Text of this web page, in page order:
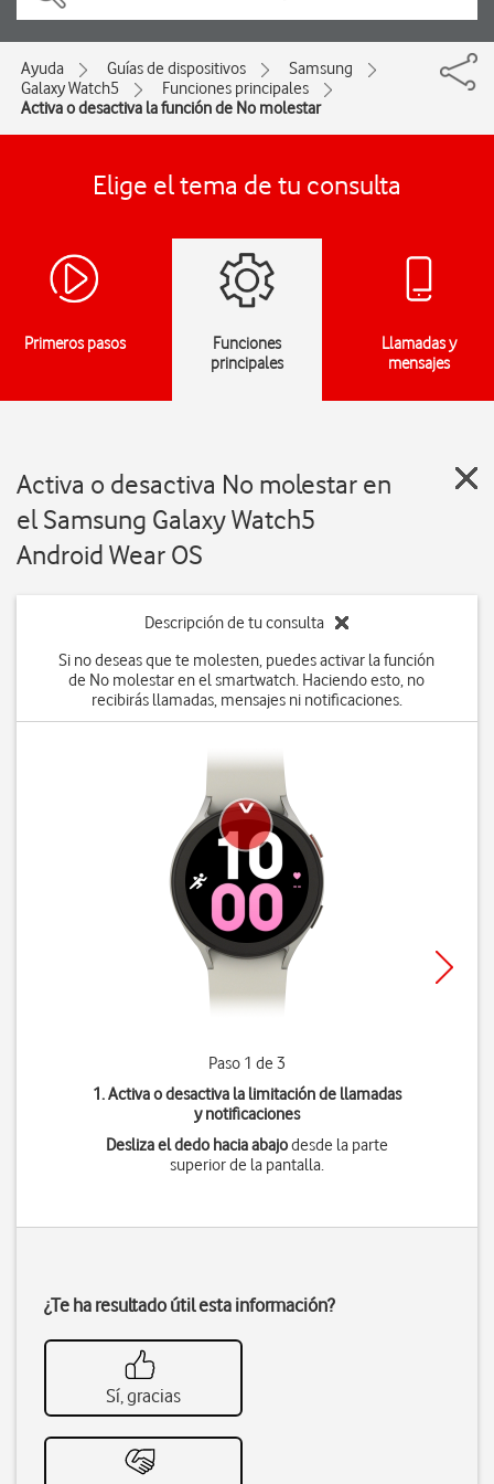
Ayuda Guías de dispositivos
Samsung
Galaxy Watch5
Funciones principales
Activa o desactiva la función de No molestar
Elige el tema de tu consulta
Primeros pasos
Funciones
principales
Llamadas y
mensajes
Activa o desactiva No molestar en
el Samsung Galaxy Watch5
Android Wear OS
Descripción de tu consulta
Si no deseas que te molesten, puedes activar la función
de No molestar en el smartwatch. Haciendo esto, no
recibirás llamadas, mensajes ni notificaciones.
Paso 1 de 3
1. Activa o desactiva la limitación de llamadas
y notificaciones
Desliza el dedo hacia abajodesde la parte
superior de la pantalla.
¿Te ha resultado útil esta información?
Sí, gracias